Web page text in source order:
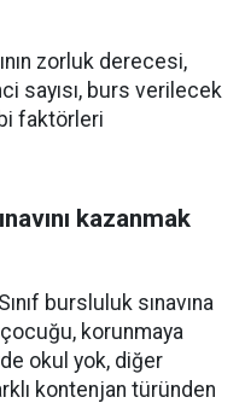
zorluk derecesi,
sayısı, burs verilecek
faktörleri
kazanmak
bursluluk sınavına
korunmaya
okul yok, diğer
kontenjan türünden